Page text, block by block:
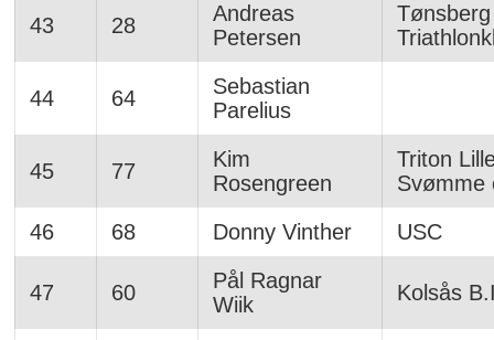
43 28
Andreas
Petersen
Tønsberg
44 64
Sebastian
Parelius
45 77
Kim
Rosengreen
Triton
Svømme
46
68 Donny Vinther USC
47 60
Pål Ragnar
Wiik
Kolsås